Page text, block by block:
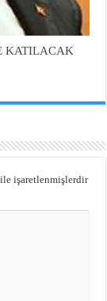
KATILACAK
ile işaretlenmişlerdir